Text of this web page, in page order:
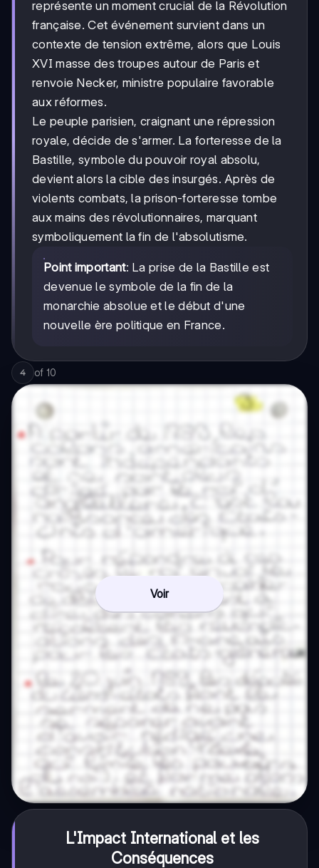
représente un moment crucial de la Révolution
française. Cet événement survient dans un
contexte de tension extrême, alors que Louis
XVI masse des troupes autour de Paris et
renvoie Necker, ministre populaire favorable
aux réformes.
Le peuple parisien, craignant une répression
royale, décide de s'armer. La forteresse de la
Bastille, symbole du pouvoir royal absolu,
devient alors la cible des insurgés. Après de
violents combats, la prison-forteresse tombe
aux mains des révolutionnaires, marquant
symboliquement la fin de l'absolutisme.
Point important: La prise de la Bastille est
devenue le symbole de la fin de la
monarchie absolue et le début d'une
nouvelle ère politique en France.
4 of 10
Voir
L'Impact International et les
Conséquences